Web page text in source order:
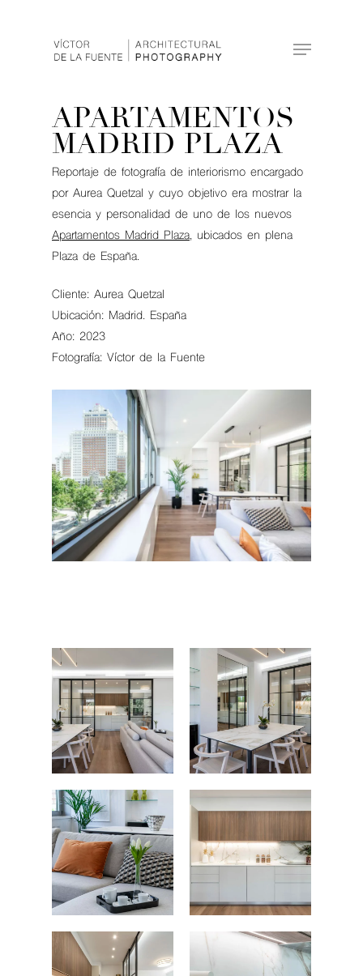
APARTAMENTOS
MADRID PLAZA
Reportaje de fotografía de interiorismo encargado
por Aurea Quetzal y cuyo objetivo era mostrar la
esencia y personalidad de uno de los nuevos
Apartamentos Madrid Plaza, ubicados en plena
Plaza de España.
Cliente: Aurea Quetzal
Ubicación: Madrid. España
Año: 2023
Fotografía: Víctor de la Fuente